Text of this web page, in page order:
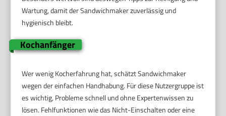
Wartung, damit der Sandwichmaker zuverlässig und
hygienisch bleibt.
Kochanfänger
Wer wenig Kocherfahrung hat, schätzt Sandwichmaker
wegen der einfachen Handhabung. Für diese Nutzergruppe ist
es wichtig, Probleme schnell und ohne Expertenwissen zu
lösen. Fehlfunktionen wie das Nicht-Einschalten oder eine